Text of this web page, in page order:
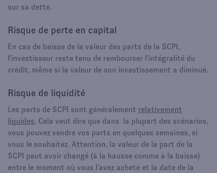
sur sa dette.
Risque de perte en capital
En cas de baisse de la valeur des parts de la SCPI,
l'investisseur reste tenu de rembourser l'intégralité du
crédit, même si la valeur de son investissement a diminué.
Risque de liquidité
Les parts de SCPI sont généralement relativement
liquides. Cela veut dire que dans la plupart des scénarios,
vous pouvez vendre vos parts en quelques semaines, si
vous le souhaitez. Attention, la valeur de la part de la
SCPI peut avoir changé (à la hausse comme à la baisse)
entre le moment où vous l’avez acheté et la date de la